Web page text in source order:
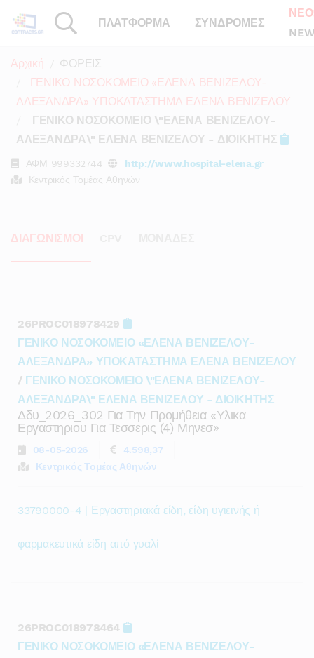
ΠΛΑΤΦΟΡΜΑ ΣΥΝΔΡΟΜΕΣ
Αρχική
ΦΟΡΕΙΣ
ΓΕΝΙΚΟ ΝΟΣΟΚΟΜΕΙΟ «ΕΛΕΝΑ ΒΕΝΙΖΕΛΟΥ-
ΑΛΕΞΑΝΔΡΑ» ΥΠΟΚΑΤΑΣΤΗΜΑ ΕΛΕΝΑ ΒΕΝΙΖΕΛΟΥ
ΓΕΝΙΚΟ ΝΟΣΟΚΟΜΕΙΟ \"ΕΛΕΝΑ ΒΕΝΙΖΕΛΟΥ-
ΑΛΕΞΑΝΔΡΑ\" ΕΛΕΝΑ ΒΕΝΙΖΕΛΟΥ - ΔΙΟΙΚΗΤΗΣ
ΑΦΜ 999332744
http://www.hospital-elena.gr
Κεντρικός Τομέας Αθηνών
ΔΙΑΓΩΝΙΣΜΟΙ
26PROC018978429
ΓΕΝΙΚΟ ΝΟΣΟΚΟΜΕΙΟ «ΕΛΕΝΑ ΒΕΝΙΖΕΛΟΥ-
ΑΛΕΞΑΝΔΡΑ» ΥΠΟΚΑΤΑΣΤΗΜΑ ΕΛΕΝΑ ΒΕΝΙΖΕΛΟΥ
/ ΓΕΝΙΚΟ ΝΟΣΟΚΟΜΕΙΟ \"ΕΛΕΝΑ ΒΕΝΙΖΕΛΟΥ-
ΑΛΕΞΑΝΔΡΑ\" ΕΛΕΝΑ ΒΕΝΙΖΕΛΟΥ - ΔΙΟΙΚΗΤΗΣ
Δδυ_2026_302 Για Την Προμήθεια «υλικα
Εργαστηριου Για Τεσσερις (4) Μηνεσ»
08-05-2026
4.598,37
Κεντρικός Τομέας Αθηνών
33790000-4 | Εργαστηριακά είδη, είδη υγιεινής ή
φαρμακευτικά είδη από γυαλί
26PROC018978464
ΓΕΝΙΚΟ ΝΟΣΟΚΟΜΕΙΟ «ΕΛΕΝΑ ΒΕΝΙΖΕΛΟΥ-